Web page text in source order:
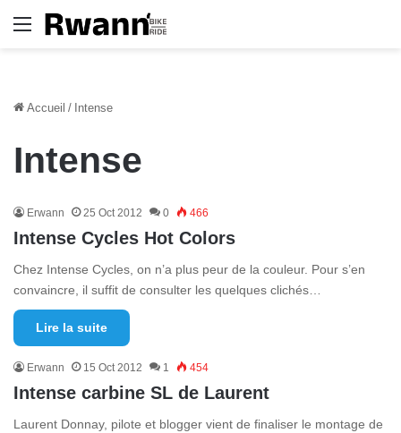
Menu
Accueil / Intense
Intense
Erwann 25 Oct 2012 0 466
Intense Cycles Hot Colors
Chez Intense Cycles, on n’a plus peur de la couleur. Pour s’en
convaincre, il suffit de consulter les quelques clichés…
Lire la suite
Erwann 15 Oct 2012 1 454
Intense carbine SL de Laurent
Laurent Donnay, pilote et blogger vient de finaliser le montage de